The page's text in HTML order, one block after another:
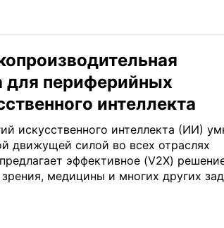
для периферийных
интеллекта
искусственного интеллекта (ИИ)
движущей силой во всех отраслях
эффективное (V2X)
медицины и многих других